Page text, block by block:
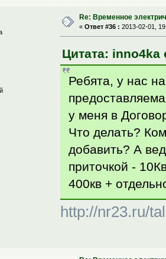
Re: Временное
« Ответ #36 : 2013-02-01,
Цитата: inno4ka
Ребята, у нас
у меня в
Что делать?
добавить? А
приточкой -
400кв +
http://nr23.ru/